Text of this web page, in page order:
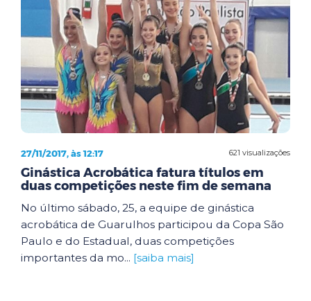
621 visualizações
27/11/2017, às 12:17
Ginástica Acrobática fatura títulos em
duas competições neste fim de semana
No último sábado, 25, a equipe de ginástica
acrobática de Guarulhos participou da Copa São
Paulo e do Estadual, duas competições
importantes da mo... [saiba mais]